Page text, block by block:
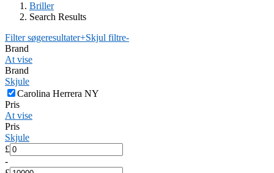
Briller
Search Results
Filter søgeresultater+Skjul filtre-
Brand
At vise
Brand
Skjule
Carolina Herrera NY
Pris
At vise
Pris
Skjule
£
-